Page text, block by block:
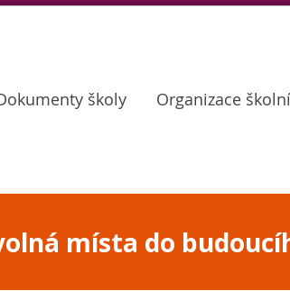
školy Organizace
místa do